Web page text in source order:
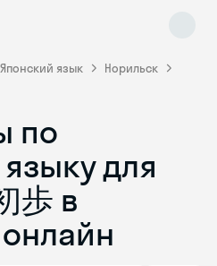
Японский язык
Норильск
по
для
歩 в